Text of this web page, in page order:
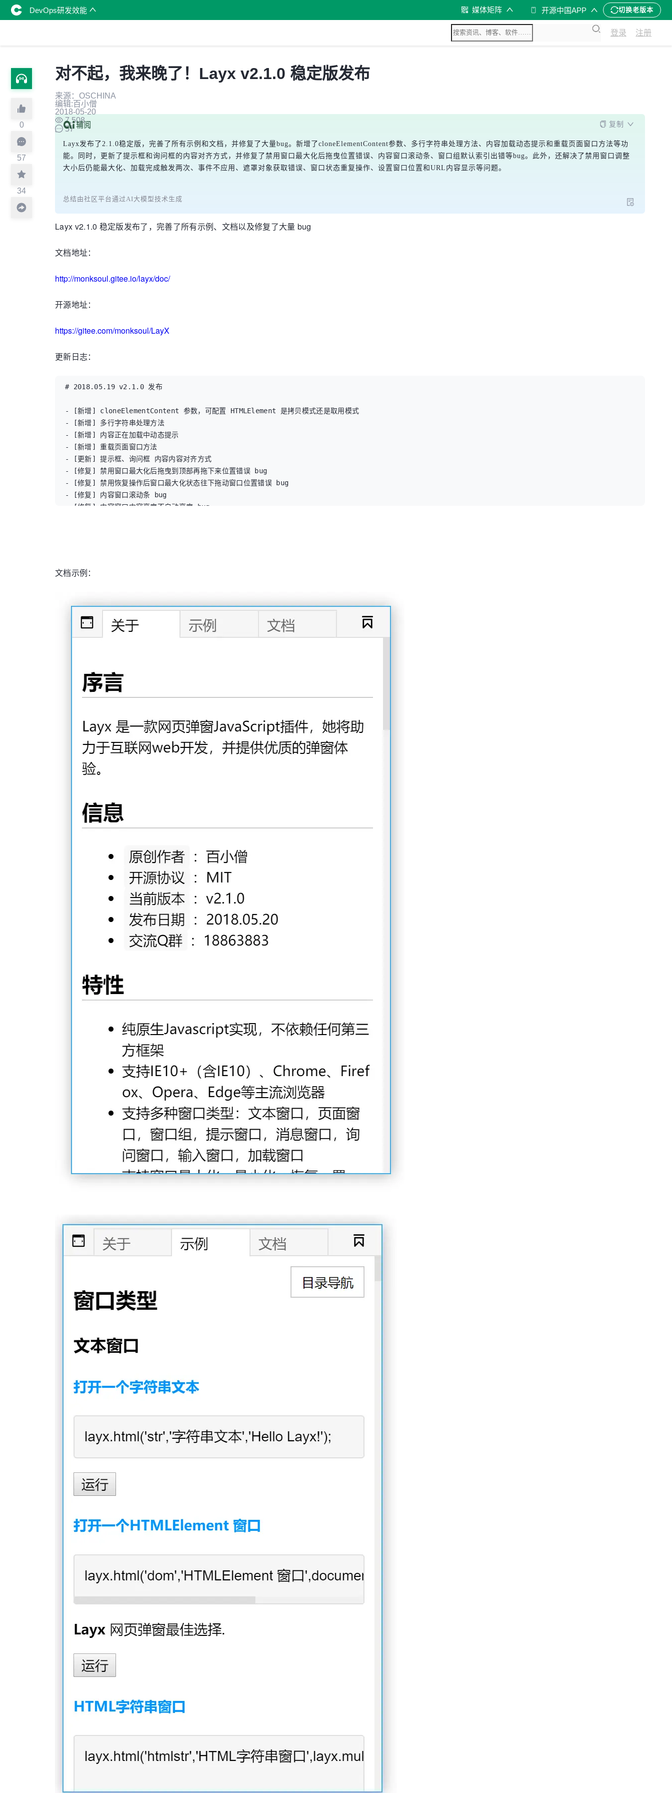
DevOps研发效能 媒体矩阵 开源中国APP 切换老版本
登录 注册
0
57
34
对不起，我来晚了！Layx v2.1.0 稳定版发布
来源：OSCHINA
编辑:百小僧
2018-05-20
7,508
57
复制
Layx发布了2.1.0稳定版，完善了所有示例和文档，并修复了大量bug。新增了cloneElementContent参数、多行字符串处理方法、内容加载动态提示和重载页面窗口方法等功
能。同时，更新了提示框和询问框的内容对齐方式，并修复了禁用窗口最大化后拖曳位置错误、内容窗口滚动条、窗口组默认索引出错等bug。此外，还解决了禁用窗口调整
大小后仍能最大化、加载完成触发两次、事件不应用、遮罩对象获取错误、窗口状态重复操作、设置窗口位置和URL内容显示等问题。
总结由社区平台通过AI大模型技术生成
Layx v2.1.0 稳定版发布了，完善了所有示例、文档以及修复了大量 bug
文档地址：
http://monksoul.gitee.io/layx/doc/
开源地址：
https://gitee.com/monksoul/LayX
更新日志：
# 2018.05.19 v2.1.0 发布
- [新增] cloneElementContent 参数，可配置 HTMLElement 是拷贝模式还是取用模式
- [新增] 多行字符串处理方法
- [新增] 内容正在加载中动态提示
- [新增] 重载页面窗口方法
- [更新] 提示框、询问框 内容内容对齐方式
- [修复] 禁用窗口最大化后拖曳到顶部再拖下来位置错误 bug
- [修复] 禁用恢复操作后窗口最大化状态往下拖动窗口位置错误 bug
- [修复] 内容窗口滚动条 bug
- [修复] 内容窗口内容高度不自动高度 bug
- [修复] 窗口处于最小化或最大化时还能最小化，最大化 bug
- [修复] frames、buttons 不能深度复制对象 bug
- [修复] 设置窗口组文本内容、URL内容 bug
文档示例：